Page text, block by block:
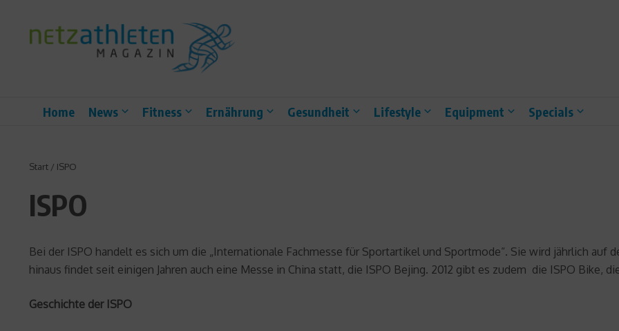
Home News Fitness Ernährung Gesundheit Lifestyle Equipment Specials
Start / ISPO
ISPO
Bei der ISPO handelt es sich um die „Internationale Fachmesse für Sportartikel und Sportmode“. Sie wird jährlich auf
hinaus findet seit einigen Jahren auch eine Messe in China statt, die ISPO Bejing. 2012 gibt es zudem die ISPO Bike,
Geschichte der ISPO